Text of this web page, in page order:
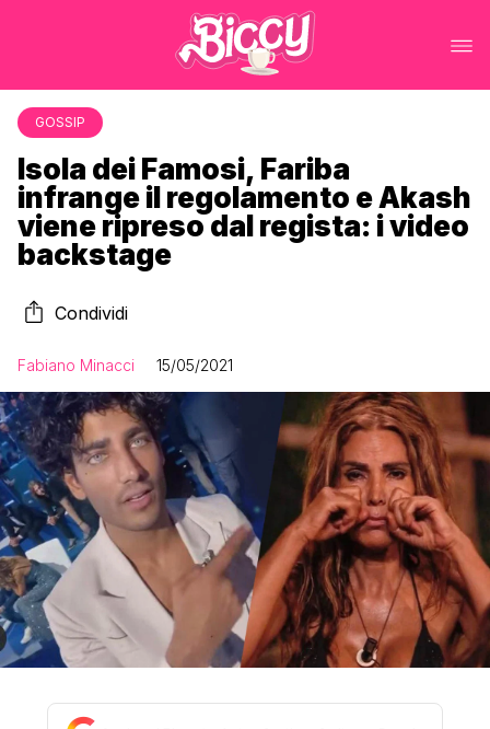
GOSSIP
Isola dei Famosi, Fariba
infrange il regolamento e Akash
viene ripreso dal regista: i video
backstage
Condividi
Fabiano Minacci 15/05/2021